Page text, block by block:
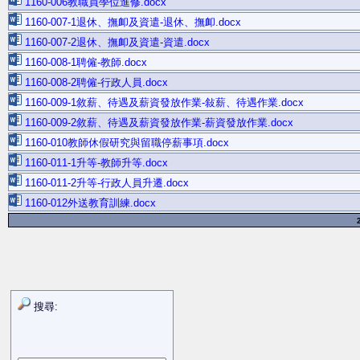
1160-007-1退休、撫卹及資遣-退休、撫卹.docx
1160-007-2退休、撫卹及資遣-資遣.docx
1160-008-1聘僱-教師.docx
1160-008-2聘僱-行政人員.docx
1160-009-1敘薪、待遇及薪資發放作業-敍薪、待遇作業.docx
1160-009-2敘薪、待遇及薪資發放作業-薪資發放作業.docx
1160-010教師休假研究與留職停薪事項.docx
1160-011-1升等-教師升等.docx
1160-011-2升等-行政人員升遷.docx
1160-012外送教育訓練.docx
搜尋: